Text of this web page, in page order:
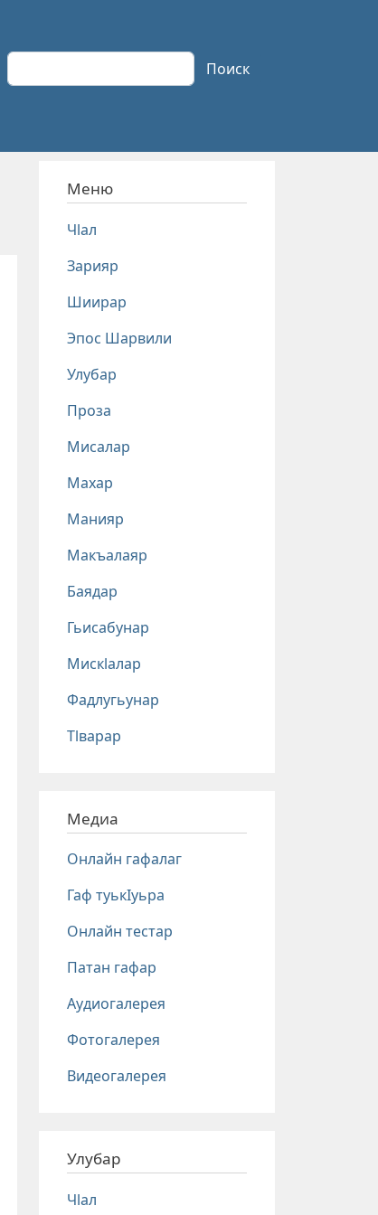
Поиск Поиск
Меню
Чlал
Зарияр
Шиирар
Эпос Шарвили
Улубар
Проза
Мисалар
Махар
Манияр
Макъалаяр
Баядар
Гьисабунар
Мискlалар
Фадлугьунар
Тlварар
Медиа
Онлайн гафалаг
Гаф туькIуьра
Онлайн тестар
Патан гафар
Аудиогалерея
Фотогалерея
Видеогалерея
Улубар
Чlал